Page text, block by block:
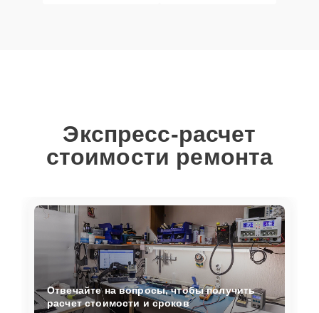
Экспресс-расчет
стоимости ремонта
Отвечайте на вопросы, чтобы получить
расчет стоимости и сроков